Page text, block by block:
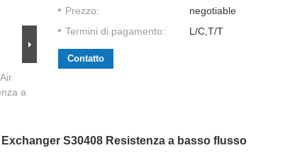
a
Prezzo:
negotiable
Termini di pagamento:
L/C,T/T
Contatto
S30408 Resistenza a basso flusso